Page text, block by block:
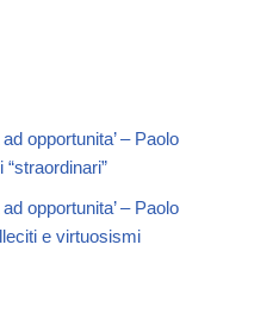
opportunita’ – Paolo
opportunita’ – Paolo
e virtuosismi